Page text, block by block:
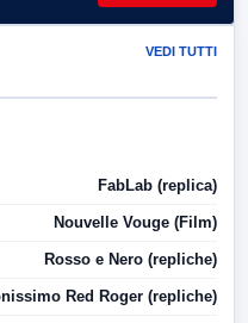
VEDI TUTTI
FabLab (replica)
Nouvelle Vouge (Film)
Rosso e Nero (repliche)
Red Roger (repliche)